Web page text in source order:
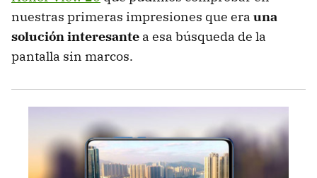
nuestras primeras impresiones que era una
solución interesante a esa búsqueda de la
pantalla sin marcos.